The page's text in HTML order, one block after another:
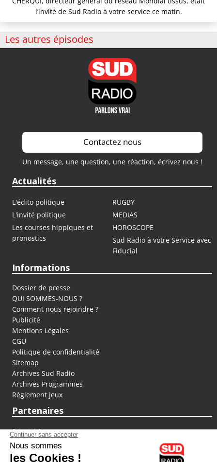
l’invité de Sud Radio à votre service ce matin.
Les autres épisodes
Contactez nous
Un message, une question, une réaction, écrivez nous !
Actualités
L'édito politique
RUGBY
L'invité politique
MEDIAS
Les courses hippiques et
pronostics
HOROSCOPE
Sud Radio à votre Service avec
Fiducial
Informations
Dossier de presse
QUI SOMMES-NOUS ?
Comment nous rejoindre ?
Publicité
Mentions Légales
CGU
Politique de confidentialité
Sitemap
Archives Sud Radio
Archives Programmes
Règlement jeux
Partenaires
fiducial.fr
lyoncapitale.fr
olympique-et-lyonnais.com